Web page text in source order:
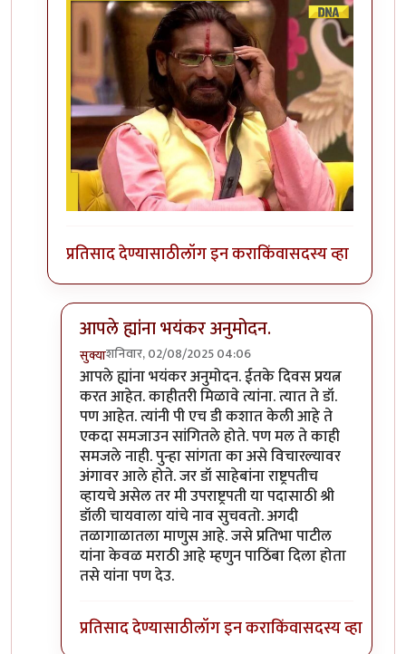
प्रतिसाद देण्यासाठीलॉग इन कराकिंवासदस्य व्हा
आपले ह्यांना भयंकर अनुमोदन.
सुक्याशनिवार, 02/08/2025 04:06
In reply toअभिजीत बिचुकलेbyचंद्रसूर्यकुमार
आपले ह्यांना भयंकर अनुमोदन. ईतके दिवस प्रयत्न
करत आहेत. काहीतरी मिळावे त्यांना. त्यात ते डॉ.
पण आहेत. त्यांनी पी एच डी कशात केली आहे ते
एकदा समजाउन सांगितले होते. पण मल ते काही
समजले नाही. पुन्हा सांगता का असे विचारल्यावर
अंगावर आले होते. जर डॉ साहेबांना राष्ट्रपतीच
व्हायचे असेल तर मी उपराष्ट्रपती या पदासाठी श्री
डॉली चायवाला यांचे नाव सुचवतो. अगदी
तळागाळातला माणुस आहे. जसे प्रतिभा पाटील
यांना केवळ मराठी आहे म्हणुन पाठिंबा दिला होता
तसे यांना पण देउ.
प्रतिसाद देण्यासाठीलॉग इन कराकिंवासदस्य व्हा